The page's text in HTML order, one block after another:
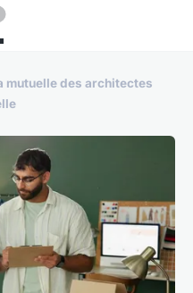
mutuelle des architectes